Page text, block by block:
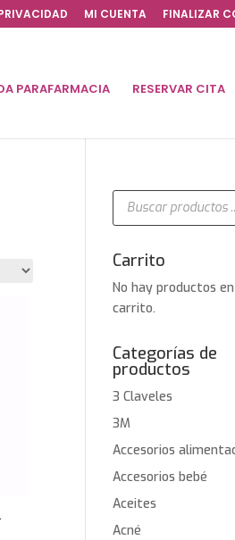
MI CUENTA FINALIZAR
PARAFARMACIA RESERVAR CITA
Búsqueda
productos
Carrito
No hay productos
carrito.
Categorías de
productos
3 Claveles
3M
Accesorios
Accesorios bebé
Aceites
Acné